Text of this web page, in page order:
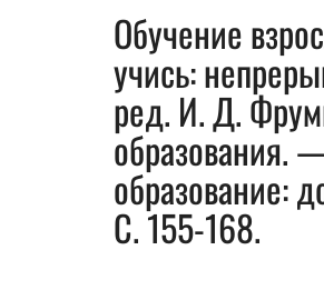
Обучение
учись:
ред. И. Д.
образование:
С. 155-168.